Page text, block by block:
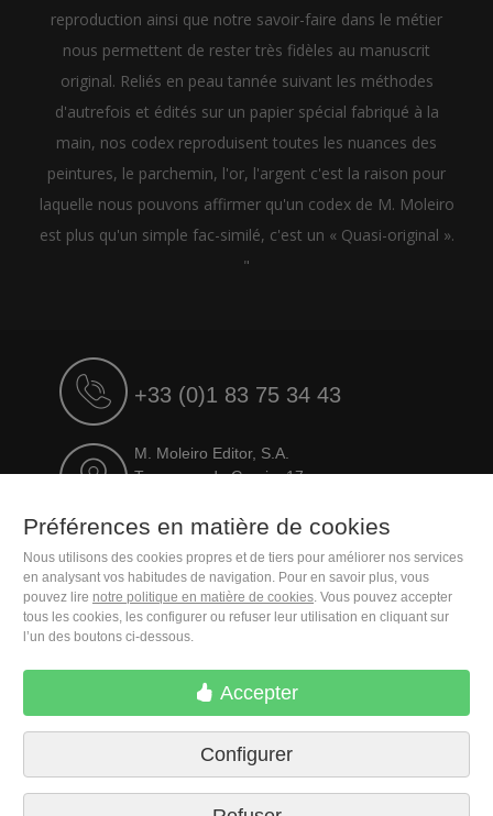
reproduction ainsi que notre savoir-faire dans le métier
nous permettent de rester très fidèles au manuscrit
original. Reliés en peau tannée suivant les méthodes
d'autrefois et édités sur un papier spécial fabriqué à la
main, nos codex reproduisent toutes les nuances des
peintures, le parchemin, l'or, l'argent c'est la raison pour
laquelle nous pouvons affirmer qu'un codex de M. Moleiro
est plus qu'un simple fac-similé, c'est un « Quasi-original ».
"
+33 (0)1 83 75 34 43
M. Moleiro Editor, S.A.
Travesera de Gracia, 17
Politique de confidentialité
Contactez nous
Préférences en matière de cookies
Nous utilisons des cookies propres et de tiers pour améliorer nos services
en analysant vos habitudes de navigation. Pour en savoir plus, vous
pouvez lire notre politique en matière de cookies. Vous pouvez accepter
tous les cookies, les configurer ou refuser leur utilisation en cliquant sur
l’un des boutons ci-dessous.
Accepter
Configurer